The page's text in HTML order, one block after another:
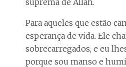
suprema de Allah.
Para aqueles que estão
esperança de vida. Ele
sobrecarregados, e eu
porque sou manso e